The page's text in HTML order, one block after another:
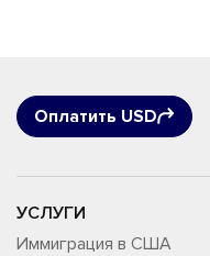
Оплатить USD
УСЛУГИ
Иммиграция в США